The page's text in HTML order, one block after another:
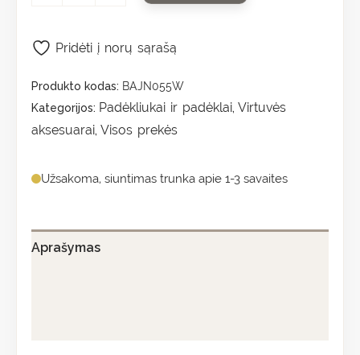
Produkto kodas: BAJN055W
Kategorijos: Padėkliukai ir padėklai, Virtuvės
aksesuarai, Visos prekės
Užsakoma, siuntimas trunka apie 1-3 savaites
Pridėti į norų sąrašą
Aprašymas